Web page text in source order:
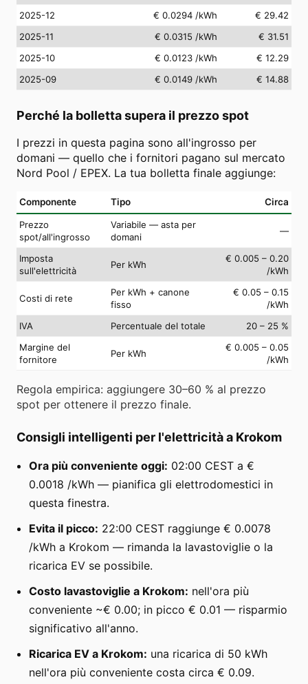
2025-12
€ 0.0294 /kWh
€ 29.42
2025-11
€ 0.0315 /kWh
€ 31.51
2025-10
€ 0.0123 /kWh
€ 12.29
2025-09
€ 0.0149 /kWh € 14.88
Perché la bolletta supera il prezzo spot
I prezzi in questa pagina sono all'ingrosso per
domani — quello che i fornitori pagano sul mercato
Nord Pool / EPEX. La tua bolletta finale aggiunge:
Componente Tipo Circa
Prezzo
spot/all'ingrosso
Variabile — asta per
domani
—
Imposta
sull'elettricità
Per kWh
€ 0.005 – 0.20
/kWh
Costi di rete
Per kWh + canone
fisso
€ 0.05 – 0.15
/kWh
IVA
Percentuale del totale
20 – 25 %
Margine del
fornitore
Per kWh
€ 0.005 – 0.05
/kWh
Regola empirica: aggiungere 30–60 % al prezzo
spot per ottenere il prezzo finale.
Consigli intelligenti per l'elettricità a Krokom
Ora più conveniente oggi: 02:00 CEST a €
0.0018 /kWh — pianifica gli elettrodomestici in
questa finestra.
Evita il picco: 22:00 CEST raggiunge € 0.0078
/kWh a Krokom — rimanda la lavastoviglie o la
ricarica EV se possibile.
Costo lavastoviglie a Krokom: nell'ora più
conveniente ~€ 0.00; in picco € 0.01 — risparmio
significativo all'anno.
Ricarica EV a Krokom: una ricarica di 50 kWh
nell'ora più conveniente costa circa € 0.09.